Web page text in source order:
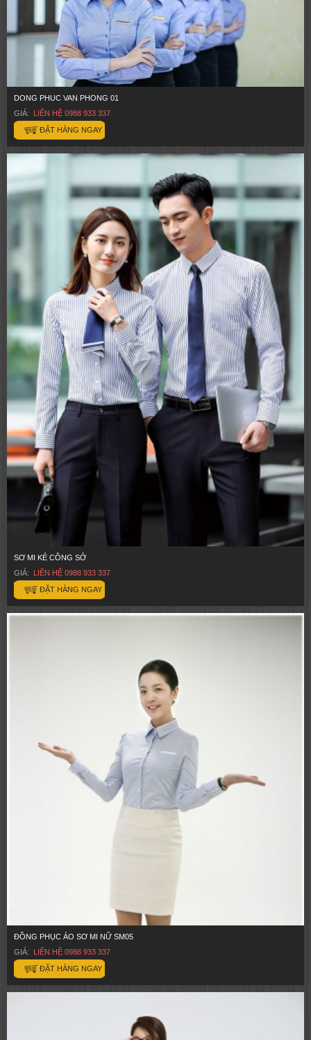
DONG PHUC VAN PHONG 01
GIÁ: LIÊN HỆ 0988 933 337
ĐẶT HÀNG NGAY
SƠ MI KẺ CÔNG SỞ
GIÁ:
LIÊN HỆ 0988 933 337
ĐẶT HÀNG NGAY
ĐỒNG PHỤC ÁO SƠ MI NỮ SM05
GIÁ: LIÊN HỆ 0988 933 337
ĐẶT HÀNG NGAY